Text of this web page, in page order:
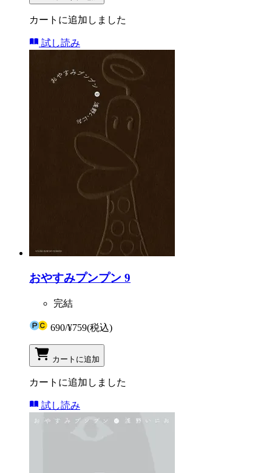
カートに追加しました
試し読み
おやすみプンプン 9
完結
690/¥759(税込)
カートに追加
カートに追加しました
試し読み